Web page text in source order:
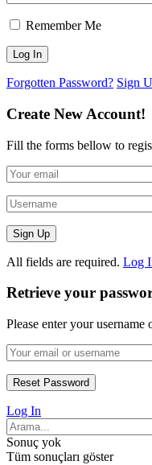
Remember Me
Forgotten Password? Sign
Create New Account!
Fill the forms bellow to
All fields are required. Log
Retrieve your
Please enter your username
Log In
Sonuç yok
Tüm sonuçları göster